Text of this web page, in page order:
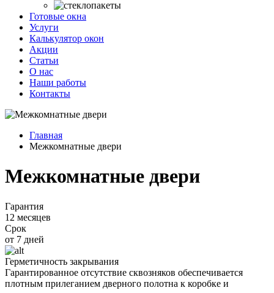
Готовые окна
Услуги
Калькулятор окон
Акции
Статьи
О нас
Наши работы
Контакты
Главная
Межкомнатные двери
Межкомнатные двери
Гарантия
12 месяцев
Срок
от 7 дней
Герметичность закрывания
Гарантированное отсутствие сквозняков обеспечивается
плотным прилеганием дверного полотна к коробке и